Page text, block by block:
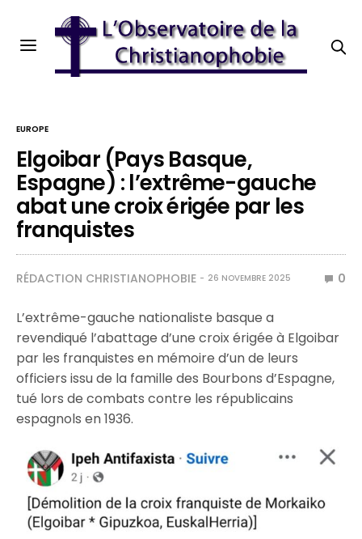
EUROPE
Elgoibar (Pays Basque,
Espagne) : l’extrême-gauche
abat une croix érigée par les
franquistes
RÉDACTION CHRISTIANOPHOBIE 26 NOVEMBRE 2025 0
L’extrême-gauche nationaliste basque a
revendiqué l’abattage d’une croix érigée à Elgoibar
par les franquistes en mémoire d’un de leurs
officiers issu de la famille des Bourbons d’Espagne,
tué lors de combats contre les républicains
espagnols en 1936.